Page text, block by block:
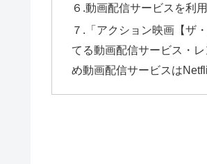
６.動画配信サービスを利
７.「アクション映画【ザ
てる動画配信サービス・
め動画配信サービスは